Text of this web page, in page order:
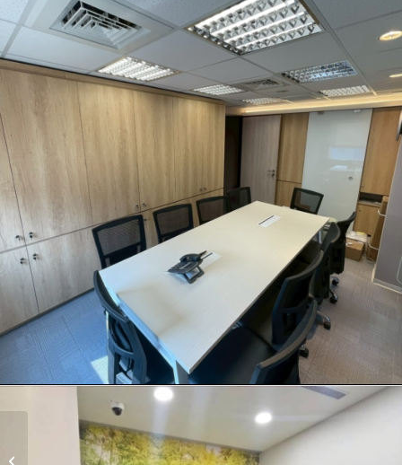
竹南分行節能環優2.0裝